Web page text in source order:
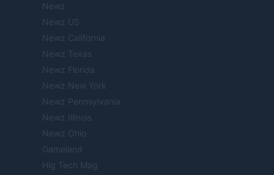
Newz
Newz US
Newz California
Newz Texas
Newz Florida
Newz New York
Newz Pennsylvania
Newz Illinois
Newz Ohio
Gameland
Hig Tech Mag